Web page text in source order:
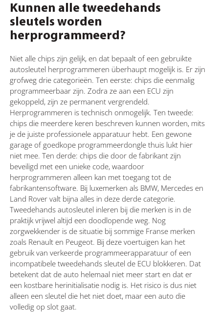
Kunnen alle tweedehands
sleutels worden
herprogrammeerd?
Niet alle chips zijn gelijk, en dat bepaalt of een gebruikte
autosleutel herprogrammeren überhaupt mogelijk is. Er zijn
grofweg drie categorieën. Ten eerste: chips die eenmalig
programmeerbaar zijn. Zodra ze aan een ECU zijn
gekoppeld, zijn ze permanent vergrendeld.
Herprogrammeren is technisch onmogelijk. Ten tweede:
chips die meerdere keren beschreven kunnen worden, mits
je de juiste professionele apparatuur hebt. Een gewone
garage of goedkope programmeerdongle thuis lukt hier
niet mee. Ten derde: chips die door de fabrikant zijn
beveiligd met een unieke code, waardoor
herprogrammeren alleen kan met toegang tot de
fabrikantensoftware. Bij luxemerken als BMW, Mercedes en
Land Rover valt bijna alles in deze derde categorie.
Tweedehands autosleutel inleren bij die merken is in de
praktijk vrijwel altijd een doodlopende weg. Nog
zorgwekkender is de situatie bij sommige Franse merken
zoals Renault en Peugeot. Bij deze voertuigen kan het
gebruik van verkeerde programmeerapparatuur of een
incompatibele tweedehands sleutel de ECU blokkeren. Dat
betekent dat de auto helemaal niet meer start en dat er
een kostbare herinitialisatie nodig is. Het risico is dus niet
alleen een sleutel die het niet doet, maar een auto die
volledig op slot gaat.